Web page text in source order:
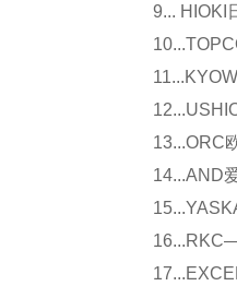
9... HIOKI
13...ORC
14...AND